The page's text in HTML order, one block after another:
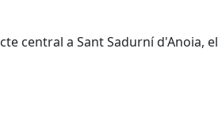
central a Sant Sadurní d'Anoia, el